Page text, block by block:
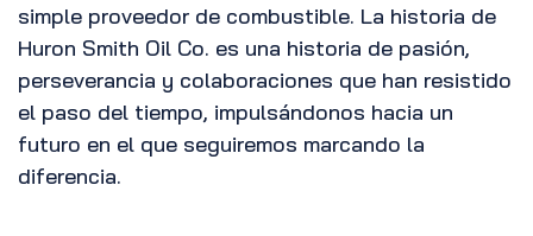
simple proveedor de combustible. La historia de
Huron Smith Oil Co. es una historia de pasión,
perseverancia y colaboraciones que han resistido
el paso del tiempo, impulsándonos hacia un
futuro en el que seguiremos marcando la
diferencia.